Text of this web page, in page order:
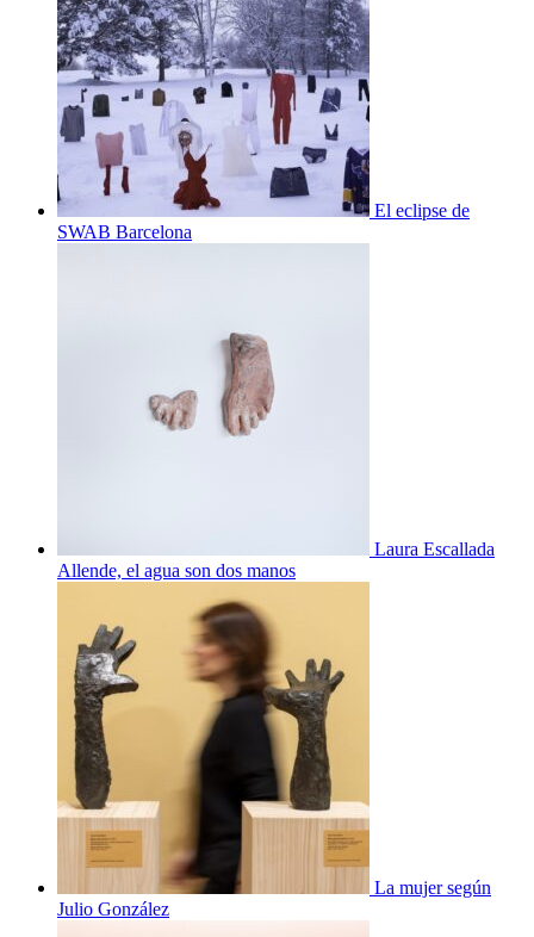
El eclipse de
SWAB Barcelona
Laura Escallada
Allende, el agua son dos manos
La mujer según
Julio González